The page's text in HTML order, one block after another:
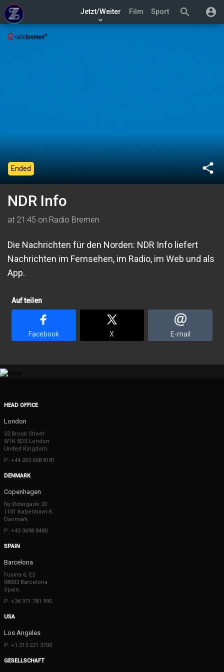
search account_circle
Jetzt/Weiter
keyboard_arrow_down
Film Sport
share
Ended
NDR Info
at 21:45 on Radio Bremen
Die Nachrichten für den Norden: NDR Info liefert
Nachrichten im Fernsehen, im Radio, im Web und als
App.
Auf teilen
Facebook X E-mail
HEAD OFFICE
London
52 Brook Street
W1K 5DS London
United Kingdom
P: +44 203 608 8181
DENMARK
Copenhagen
Ny Østergade 20
1101 København K
Danmark
P: +45 3698 8480
SPAIN
Barcelona
Fusina 6, E2
08003 Barcelona
Spain
P: +34 971 781 990
USA
Los Angeles
P: +1 213 221 3700
GESELLSCHAFT